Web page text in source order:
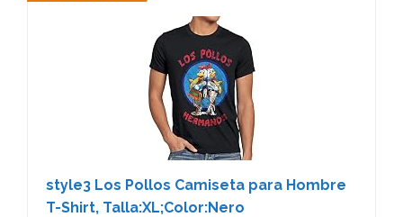
style3 Los Pollos Camiseta para Hombre
T-Shirt, Talla:XL;Color:Nero